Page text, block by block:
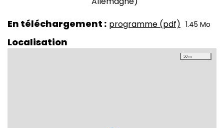
En téléchargement programme (pdf) 1.45 Mo
Localisation
50 m